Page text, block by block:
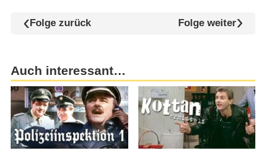
Folge zurück Folge weiter
Auch interessant…